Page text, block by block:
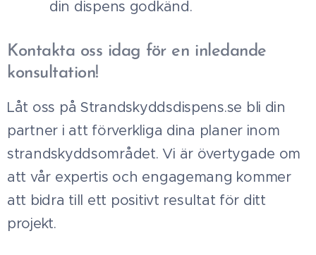
din dispens godkänd.
Kontakta oss idag för en inledande
konsultation!
Låt oss på Strandskyddsdispens.se bli din
partner i att förverkliga dina planer inom
strandskyddsområdet. Vi är övertygade om
att vår expertis och engagemang kommer
att bidra till ett positivt resultat för ditt
projekt.